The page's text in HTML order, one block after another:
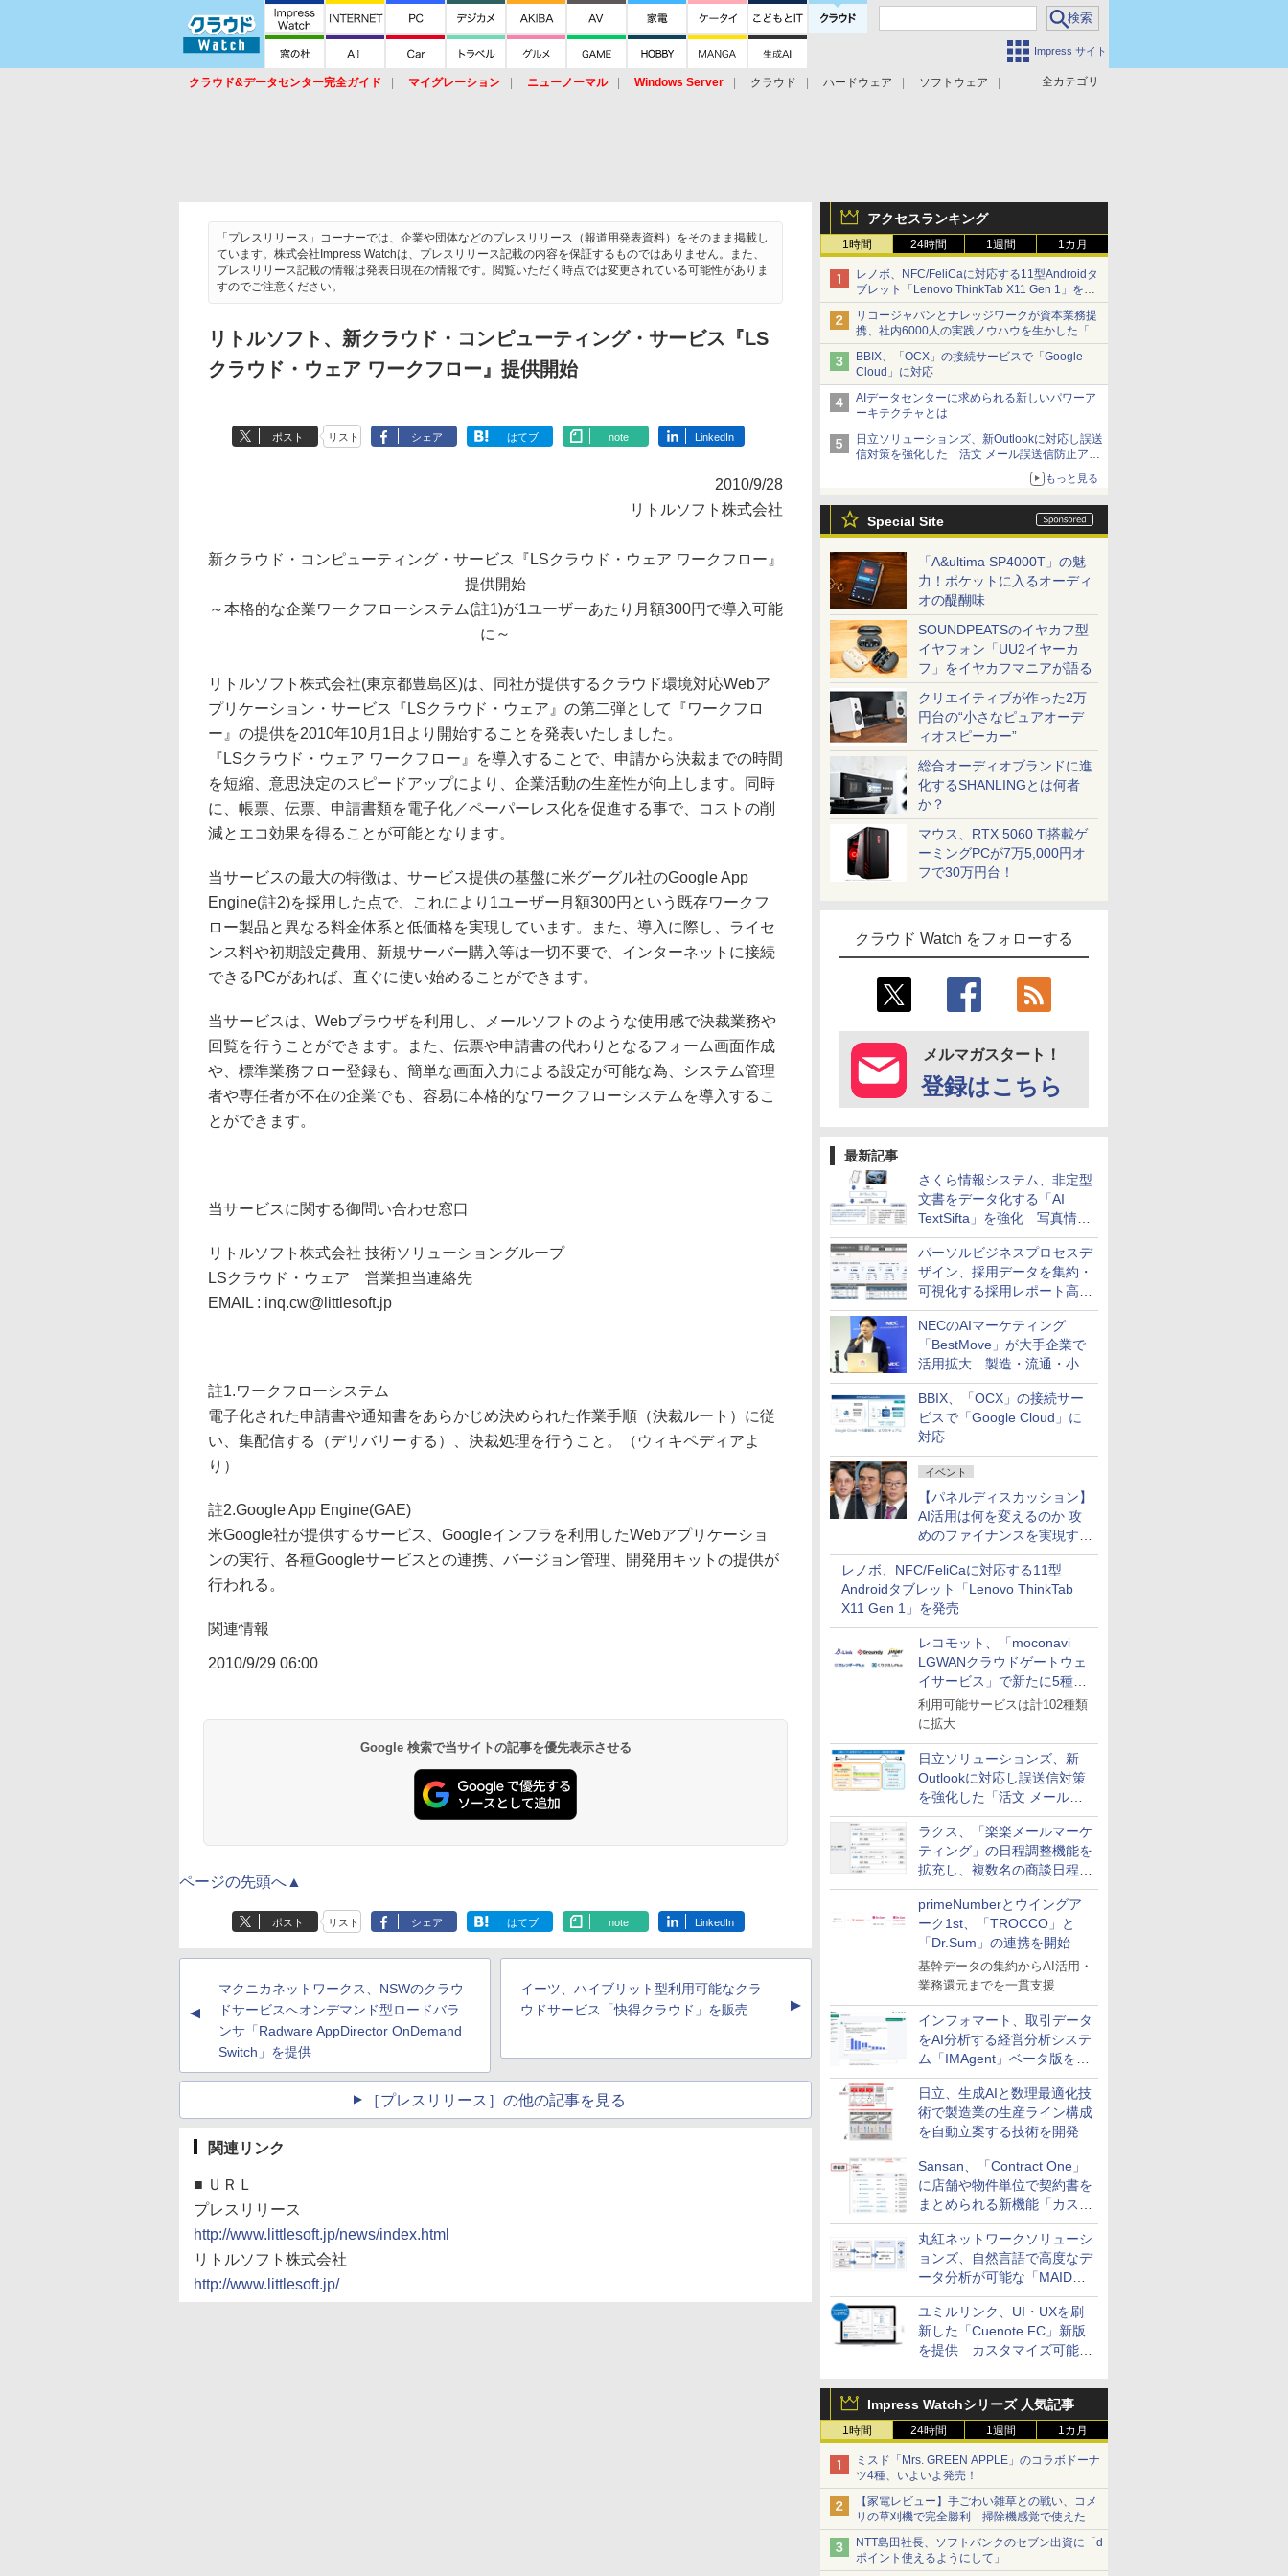
Impress サイト
全カテゴリ
クラウド&データセンター完全ガイド マイグレーション ニューノーマル Windows Server クラウド ハードウェア
ソフトウェア
アクセスランキング
1時間 24時間 1週間 1カ月
レノボ、NFC/FeliCaに対応する11型Androidタ
ブレット「Lenovo ThinkTab X11 Gen 1」を発
売
リコージャパンとナレッジワークが資本業務提
携、社内6000人の実践ノウハウを生かした「AI
商談記録 for RICOH」を展開へ
BBIX、「OCX」の接続サービスで「Google
Cloud」に対応
AIデータセンターに求められる新しいパワーア
ーキテクチャとは
日立ソリューションズ、新Outlookに対応し誤送
信対策を強化した「活文 メール誤送信防止アド
もっと見る
Special Site
「A&ultima SP4000T」の魅
力！ポケットに入るオーディ
オの醍醐味
SOUNDPEATSのイヤカフ型
イヤフォン「UU2イヤーカ
フ」をイヤカフマニアが語る
クリエイティブが作った2万
円台の“小さなピュアオーデ
ィオスピーカー”
総合オーディオブランドに進
化するSHANLINGとは何者
か？
マウス、RTX 5060 Ti搭載ゲ
ーミングPCが7万5,000円オ
フで30万円台！
クラウド Watch をフォローする
メルマガスタート！
登録はこちら
最新記事
さくら情報システム、非定型
文書をデータ化する「AI
TextSifta」を強化 写真情報
のデータ化などに対応
パーソルビジネスプロセスデ
ザイン、採用データを集約・
可視化する採用レポート高速
化サービスを提供
NECのAIマーケティング
「BestMove」が大手企業で
活用拡大 製造・流通・小売
企業・広告代理店などが実装
フェーズへ
BBIX、「OCX」の接続サー
ビスで「Google Cloud」に
対応
イベント
【パネルディスカッション】
AI活用は何を変えるのか 攻
めのファイナンスを実現する
業務設計とマインドセット変
革
レノボ、NFC/FeliCaに対応する11型
Androidタブレット「Lenovo ThinkTab
X11 Gen 1」を発売
レコモット、「moconavi
LGWANクラウドゲートウェ
イサービス」で新たに5種類
のサービスと連携開始
利用可能サービスは計102種類
に拡大
日立ソリューションズ、新
Outlookに対応し誤送信対策
を強化した「活文 メール誤
送信防止アドインサービス」
を提供
ラクス、「楽楽メールマーケ
ティング」の日程調整機能を
拡充し、複数名の商談日程調
整を効率化
primeNumberとウイングア
ーク1st、「TROCCO」と
「Dr.Sum」の連携を開始
基幹データの集約からAI活用・
業務還元までを一貫支援
インフォマート、取引データ
をAI分析する経営分析システ
ム「IMAgent」ベータ版を提
供
日立、生成AIと数理最適化技
術で製造業の生産ライン構成
を自動立案する技術を開発
Sansan、「Contract One」
に店舗や物件単位で契約書を
まとめられる新機能「カスタ
ム契約ツリー」を追加
丸紅ネットワークソリューシ
ョンズ、自然言語で高度なデ
ータ分析が可能な「MAIDOA
AI ASSIST」を9月より提供
ユミルリンク、UI・UXを刷
新した「Cuenote FC」新版
を提供 カスタマイズ可能な
Impress Watchシリーズ 人気記事
1時間 24時間 1週間 1カ月
ミスド「Mrs. GREEN APPLE」のコラボドーナ
ツ4種、いよいよ発売！
【家電レビュー】手ごわい雑草との戦い、コメ
リの草刈機で完全勝利 掃除機感覚で使えた
NTT島田社長、ソフトバンクのセブン出資に「d
ポイント使えるようにして」
「プレスリリース」コーナーでは、企業や団体などのプレスリリース（報道用発表資料）をそのまま掲載し
ています。株式会社Impress Watchは、プレスリリース記載の内容を保証するものではありません。また、
プレスリリース記載の情報は発表日現在の情報です。閲覧いただく時点では変更されている可能性がありま
すのでご注意ください。
リトルソフト、新クラウド・コンピューティング・サービス『LS
クラウド・ウェア ワークフロー』提供開始
ポスト リスト シェア はてブ note LinkedIn
2010/9/28
リトルソフト株式会社
新クラウド・コンピューティング・サービス『LSクラウド・ウェア ワークフロー』
提供開始
～本格的な企業ワークフローシステム(註1)が1ユーザーあたり月額300円で導入可能
に～
リトルソフト株式会社(東京都豊島区)は、同社が提供するクラウド環境対応Webア
プリケーション・サービス『LSクラウド・ウェア』の第二弾として『ワークフロ
ー』の提供を2010年10月1日より開始することを発表いたしました。
『LSクラウド・ウェア ワークフロー』を導入することで、申請から決裁までの時間
を短縮、意思決定のスピードアップにより、企業活動の生産性が向上します。同時
に、帳票、伝票、申請書類を電子化／ペーパーレス化を促進する事で、コストの削
減とエコ効果を得ることが可能となります。
当サービスの最大の特徴は、サービス提供の基盤に米グーグル社のGoogle App
Engine(註2)を採用した点で、これにより1ユーザー月額300円という既存ワークフ
ロー製品と異なる料金体系と低価格を実現しています。また、導入に際し、ライセ
ンス料や初期設定費用、新規サーバー購入等は一切不要で、インターネットに接続
できるPCがあれば、直ぐに使い始めることができます。
当サービスは、Webブラウザを利用し、メールソフトのような使用感で決裁業務や
回覧を行うことができます。また、伝票や申請書の代わりとなるフォーム画面作成
や、標準業務フロー登録も、簡単な画面入力による設定が可能な為、システム管理
者や専任者が不在の企業でも、容易に本格的なワークフローシステムを導入するこ
とができます。
当サービスに関する御問い合わせ窓口
リトルソフト株式会社 技術ソリューショングループ
LSクラウド・ウェア 営業担当連絡先
EMAIL : inq.cw@littlesoft.jp
註1.ワークフローシステム
電子化された申請書や通知書をあらかじめ決められた作業手順（決裁ルート）に従
い、集配信する（デリバリーする）、決裁処理を行うこと。（ウィキペディアよ
り）
註2.Google App Engine(GAE)
米Google社が提供するサービス、Googleインフラを利用したWebアプリケーショ
ンの実行、各種Googleサービスとの連携、バージョン管理、開発用キットの提供が
行われる。
関連情報
2010/9/29 06:00
Google 検索で当サイトの記事を優先表示させる
ページの先頭へ▲
ポスト リスト シェア はてブ note LinkedIn
▲
マクニカネットワークス、NSWのクラウ
ドサービスへオンデマンド型ロードバラ
ンサ「Radware AppDirector OnDemand
Switch」を提供
イーツ、ハイブリット型利用可能なクラ
ウドサービス「快得クラウド」を販売
▲
［プレスリリース］の他の記事を見る
関連リンク
■ ＵＲＬ
プレスリリース
http://www.littlesoft.jp/news/index.html
リトルソフト株式会社
http://www.littlesoft.jp/